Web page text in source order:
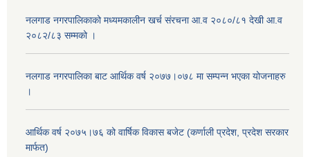
नलगाड नगरपालिकाको मध्यमकालीन खर्च संरचना आ.व २०८०/८१ देखी आ.व
२०८२/८३ सम्मको ।
नलगाड नगरपालिका बाट आर्थिक वर्ष २०७७।०७८ मा सम्पन्न भएका योजनाहरु
।
आर्थिक वर्ष २०७५।७६ को वार्षिक विकास बजेट (कर्णाली प्रदेश, प्रदेश सरकार
मार्फत)